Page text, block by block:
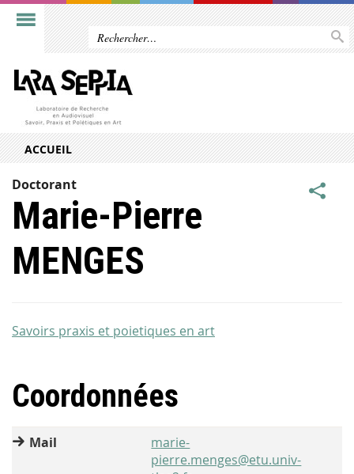
ACCUEIL
Doctorant
Marie-Pierre
MENGES
Savoirs praxis et poietiques en art
Coordonnées
Mail
marie-
pierre.menges@etu.univ-